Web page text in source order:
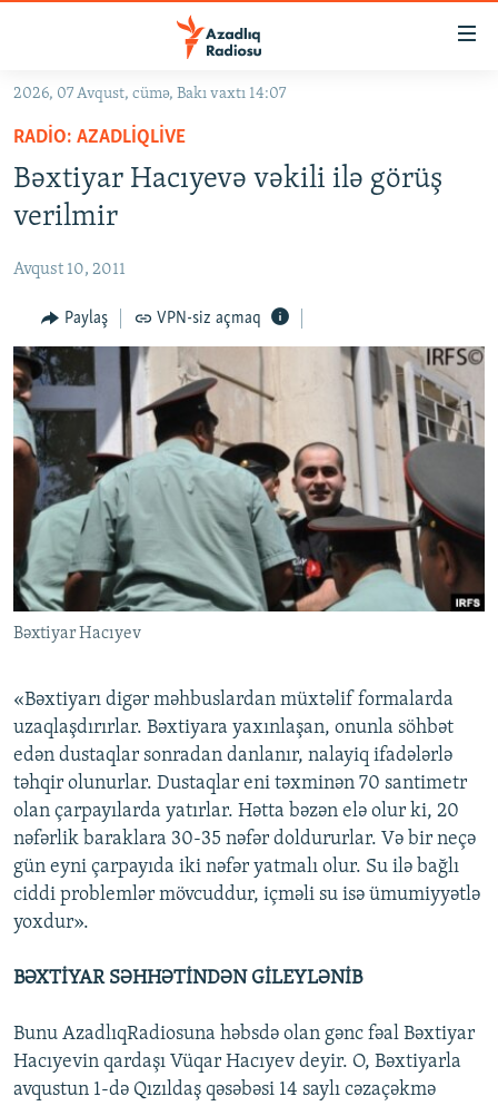
Əsas
qayıt
Əsas
naviqasiyaya
qayıt
GÜNDƏM
KORRUPSIOMETR
FƏRQƏ BAX
QANUNI DOĞRU
ARAŞDIRMA
MULTIMEDIA
VIDEO
FOTOQALEREYA
İNFOQRAFIKA
KARIKATURA
RADIO ARXIV
OXU ZALI
AZƏRBAYCAN ƏDƏBIYYATI KITABXANASI
İSLAM VƏ DEMOKRATIYA
İZ - MƏDƏNIYYƏT PROQRAMI
HAQQIMIZDA
MISSIYAMIZ
PEŞƏ ETIKASI VƏ JURNALISTIKA STANDARTLARIMIZ
MATERIALLARIMIZDAN ISTIFADƏ
AZADLIQRADIOSU MOBIL TELEFONUNUZDA
XƏBƏR BÜLLETENLƏRIMIZ
BIZI IZLƏ
RFE/RL-in bütün saytları
2026, 07 Avqust, cümə, Bakı vaxtı 14:07
RADIO: AZADLIQLIVE
Bəxtiyar Hacıyevə vəkili ilə görüş
verilmir
Avqust 10, 2011
Paylaş VPN-siz açmaq
Bəxtiyar Hacıyev
«Bəxtiyarı digər məhbuslardan müxtəlif formalarda
uzaqlaşdırırlar. Bəxtiyara yaxınlaşan, onunla söhbət
edən dustaqlar sonradan danlanır, nalayiq ifadələrlə
təhqir olunurlar. Dustaqlar eni təxminən 70 santimetr
olan çarpayılarda yatırlar. Hətta bəzən elə olur ki, 20
nəfərlik baraklara 30-35 nəfər doldururlar. Və bir neçə
gün eyni çarpayıda iki nəfər yatmalı olur. Su ilə bağlı
ciddi problemlər mövcuddur, içməli su isə ümumiyyətlə
yoxdur».
BƏXTİYAR SƏHHƏTİNDƏN GİLEYLƏNİB
Bunu AzadlıqRadiosuna həbsdə olan gənc fəal Bəxtiyar
Hacıyevin qardaşı Vüqar Hacıyev deyir. O, Bəxtiyarla
avqustun 1-də Qızıldaş qəsəbəsi 14 saylı cəzaçəkmə